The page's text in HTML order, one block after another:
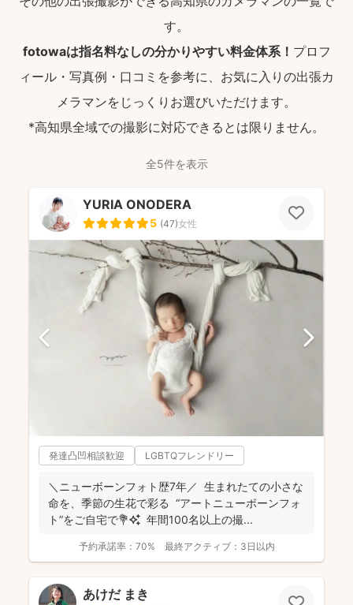
す。
fotowaは指名料なしの分かりやすい料金体系！ プロフ
ィール・写真例・口コミを参考に、お気に入りの出張カ
メラマンをじっくりお選びいただけます。
*高知県全域での撮影に対応できるとは限りません。
全5件を表示
YURIA ONODERA
5 (47)女性
発達凸凹相談歓迎 LGBTQフレンドリー
＼ニューボーンフォト歴7年／ 生まれたての小さな
命を、季節の生花で彩る “アートニューボーンフォ
ト”をご自宅で💐✨ 年間100名以上の撮...
予約承諾率： 70% 最終アクティブ： 3日以内
あけだ まき